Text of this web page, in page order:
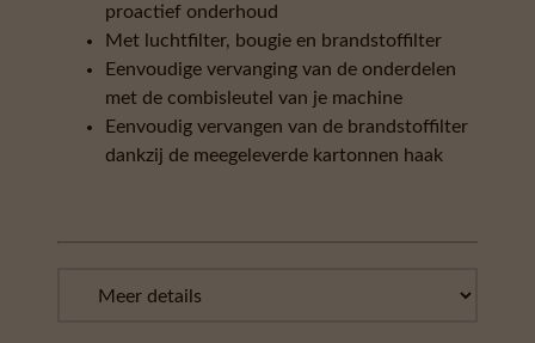
proactief onderhoud
Met luchtfilter, bougie en brandstoffilter
Eenvoudige vervanging van de onderdelen
met de combisleutel van je machine
Eenvoudig vervangen van de brandstoffilter
dankzij de meegeleverde kartonnen haak